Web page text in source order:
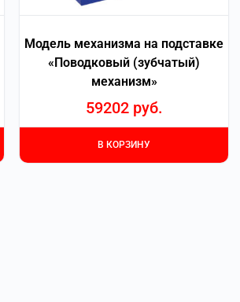
Модель механизма на подставке
«Поводковый (зубчатый)
механизм»
59202 руб.
В КОРЗИНУ